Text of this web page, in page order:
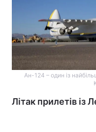
Ан-124 – один із
Літак прилетів із